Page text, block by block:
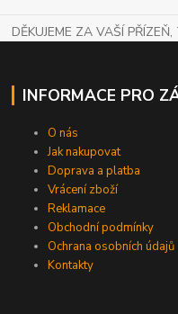
DĚKUJEME ZA VAŠÍ
INFORMACE PRO
O nás
Jak nakupovat
Doprava a platba
Vrácení zboží
Reklamace
Obchodní podmínky
Ochrana osobních údajů
Kontakty